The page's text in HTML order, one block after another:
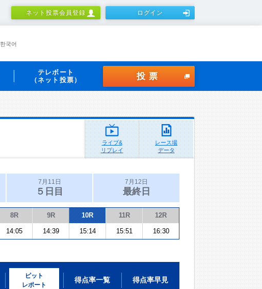
ネット投票会員登録 ログイン
한국어
テレボート
（ネット投票）
投票
ライブ&
リプレイ
レース場
データ
7月11日
５日目
7月12日
最終日
8R 9R 10R 11R 12R
14:05 14:39 15:14 15:51 16:30
ピット
レポート
得点率一覧 得点率早見